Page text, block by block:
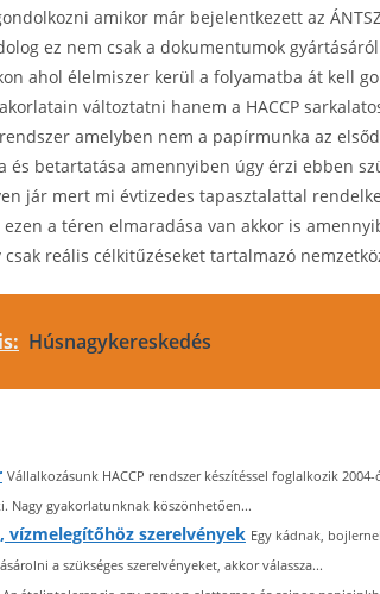
amikor már bejelentkezett az
ez nem csak a dokumentumok
ahol élelmiszer kerül a folyamatba át kell
változtatni hanem a HACCP
amelyben nem a papírmunka az
és betartatása amennyiben úgy érzi ebben
jár mert mi évtizedes tapasztalattal
a téren elmaradása van akkor is
reális célkitűzéseket tartalmazó
Húsnagykereskedés
Vállalkozásunk HACCP rendszer készítéssel foglalkozik
Nagy gyakorlatunknak köszönhetően...
vízmelegítőhöz szerelvények Egy kádnak,
a szükséges szerelvényeket, akkor válassza...